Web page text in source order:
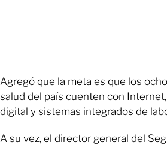
Agregó que la meta es que los
salud del país cuenten con
digital y sistemas integrados de
A su vez, el director general del